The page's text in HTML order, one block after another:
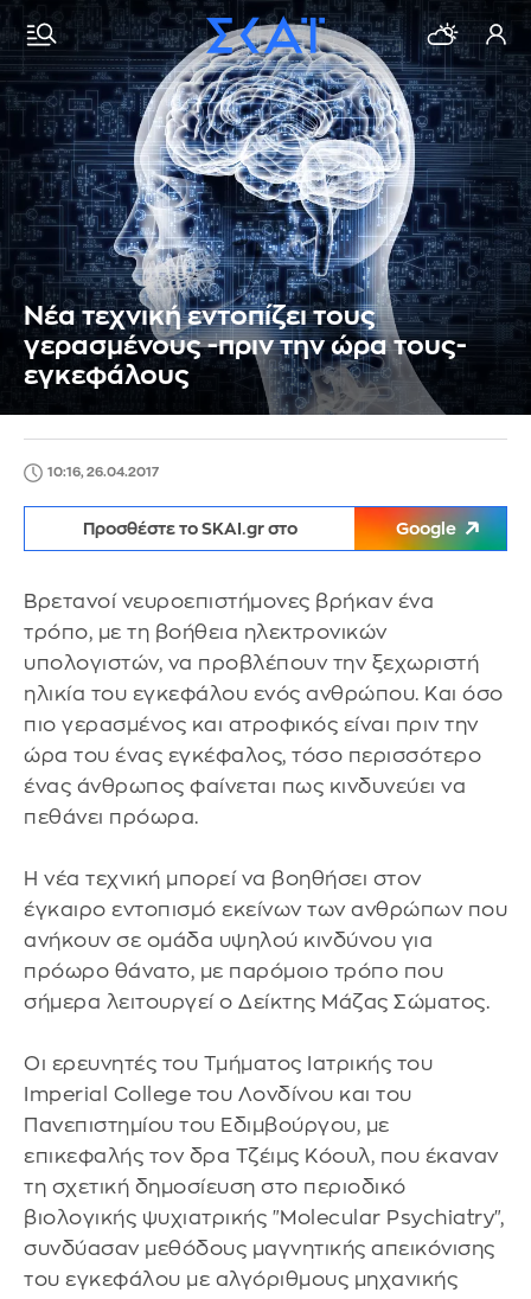
Νέα τεχνική εντοπίζει τους
γερασμένους -πριν την ώρα τους-
εγκεφάλους
10:16, 26.04.2017
Προσθέστε το SKAI.gr στο Google
Βρετανοί νευροεπιστήμονες βρήκαν ένα
τρόπο, με τη βοήθεια ηλεκτρονικών
υπολογιστών, να προβλέπουν την ξεχωριστή
ηλικία του εγκεφάλου ενός ανθρώπου. Και όσο
πιο γερασμένος και ατροφικός είναι πριν την
ώρα του ένας εγκέφαλος, τόσο περισσότερο
ένας άνθρωπος φαίνεται πως κινδυνεύει να
πεθάνει πρόωρα.
Η νέα τεχνική μπορεί να βοηθήσει στον
έγκαιρο εντοπισμό εκείνων των ανθρώπων που
ανήκουν σε ομάδα υψηλού κινδύνου για
πρόωρο θάνατο, με παρόμοιο τρόπο που
σήμερα λειτουργεί ο Δείκτης Μάζας Σώματος.
Οι ερευνητές του Τμήματος Ιατρικής του
Imperial College του Λονδίνου και του
Πανεπιστημίου του Εδιμβούργου, με
επικεφαλής τον δρα Τζέιμς Κόουλ, που έκαναν
τη σχετική δημοσίευση στο περιοδικό
βιολογικής ψυχιατρικής "Molecular Psychiatry",
συνδύασαν μεθόδους μαγνητικής απεικόνισης
του εγκεφάλου με αλγόριθμους μηχανικής